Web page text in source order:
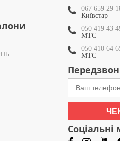
067 659 29
Київстар
050 419 43
МТС
050 410 64
МТС
Соціальні